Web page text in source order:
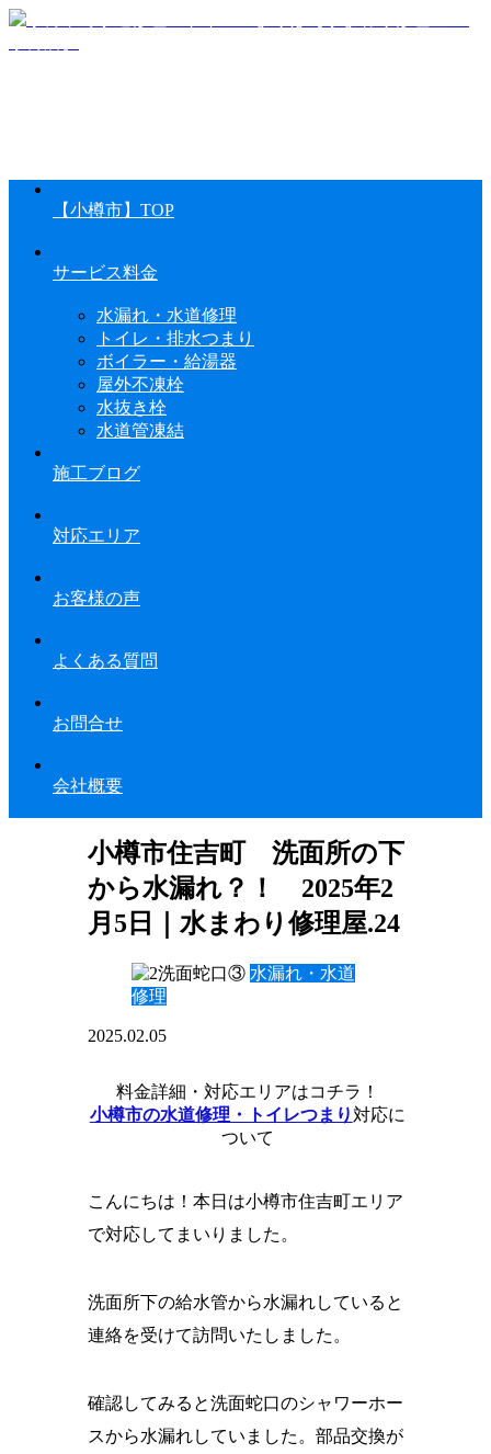
【小樽市】TOP
サービス料金
水漏れ・水道修理
トイレ・排水つまり
ボイラー・給湯器
屋外不凍栓
水抜き栓
水道管凍結
施工ブログ
対応エリア
お客様の声
よくある質問
お問合せ
会社概要
小樽市住吉町 洗面所の下
から水漏れ？！ 2025年2
月5日｜水まわり修理屋.24
水漏れ・水道
修理
2025.02.05
料金詳細・対応エリアはコチラ！
小樽市の水道修理・トイレつまり対応に
ついて
こんにちは！本日は小樽市住吉町エリア
で対応してまいりました。
洗面所下の給水管から水漏れしていると
連絡を受けて訪問いたしました。
確認してみると洗面蛇口のシャワーホー
スから水漏れしていました。部品交換が